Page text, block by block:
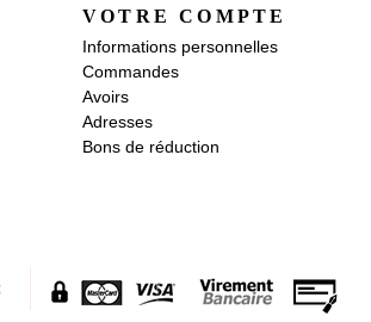
VOTRE COMPTE
Informations personnelles
Commandes
Avoirs
Adresses
Bons de réduction